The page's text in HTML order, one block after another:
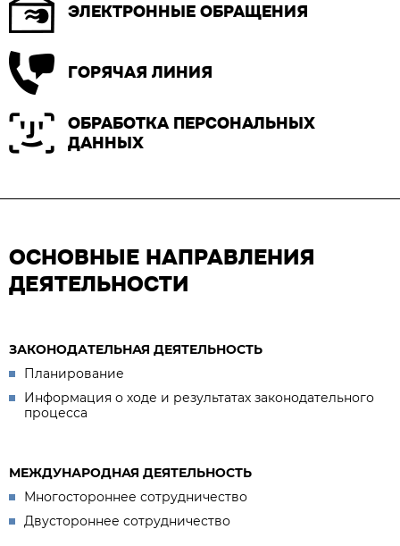
ЭЛЕКТРОННЫЕ ОБРАЩЕНИЯ
ГОРЯЧАЯ ЛИНИЯ
ОБРАБОТКА ПЕРСОНАЛЬНЫХ
ДАННЫХ
ОСНОВНЫЕ НАПРАВЛЕНИЯ
ДЕЯТЕЛЬНОСТИ
ЗАКОНОДАТЕЛЬНАЯ ДЕЯТЕЛЬНОСТЬ
Планирование
Информация о ходе и результатах законодательного
процесса
МЕЖДУНАРОДНАЯ ДЕЯТЕЛЬНОСТЬ
Многостороннее сотрудничество
Двустороннее сотрудничество